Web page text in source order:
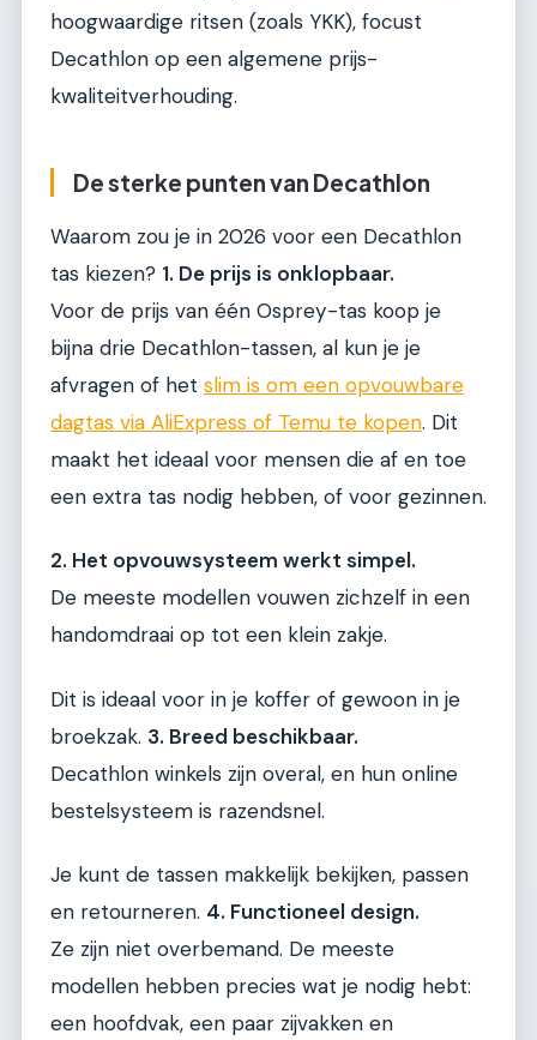
hoogwaardige ritsen (zoals YKK), focust
Decathlon op een algemene prijs-
kwaliteitverhouding.
De sterke punten van Decathlon
Waarom zou je in 2026 voor een Decathlon
tas kiezen? 1. De prijs is onklopbaar.
Voor de prijs van één Osprey-tas koop je
bijna drie Decathlon-tassen, al kun je je
afvragen of het slim is om een opvouwbare
dagtas via AliExpress of Temu te kopen. Dit
maakt het ideaal voor mensen die af en toe
een extra tas nodig hebben, of voor gezinnen.
2. Het opvouwsysteem werkt simpel.
De meeste modellen vouwen zichzelf in een
handomdraai op tot een klein zakje.
Dit is ideaal voor in je koffer of gewoon in je
broekzak. 3. Breed beschikbaar.
Decathlon winkels zijn overal, en hun online
bestelsysteem is razendsnel.
Je kunt de tassen makkelijk bekijken, passen
en retourneren. 4. Functioneel design.
Ze zijn niet overbemand. De meeste
modellen hebben precies wat je nodig hebt:
een hoofdvak, een paar zijvakken en